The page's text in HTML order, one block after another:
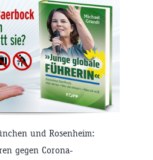
und Rosenheim:
gegen Corona-